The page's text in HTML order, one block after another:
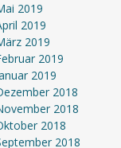
2019
2019
2019
2019
2019
2018
2018
2018
2018